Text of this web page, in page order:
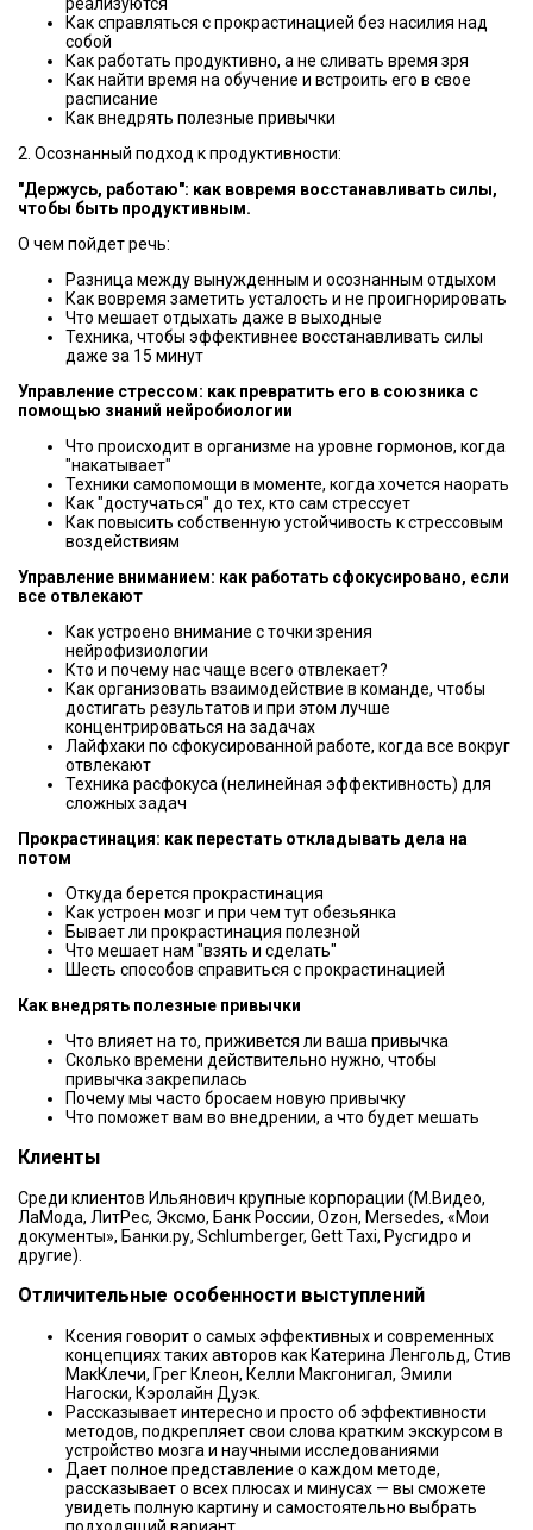
Как справляться с прокрастинацией без насилия над
собой
Как работать продуктивно, а не сливать время зря
Как найти время на обучение и встроить его в свое
расписание
Как внедрять полезные привычки
2. Осознанный подход к продуктивности:
"Держусь, работаю": как вовремя восстанавливать силы,
чтобы быть продуктивным.
О чем пойдет речь:
Разница между вынужденным и осознанным отдыхом
Как вовремя заметить усталость и не проигнорировать
Что мешает отдыхать даже в выходные
Техника, чтобы эффективнее восстанавливать силы
даже за 15 минут
Управление стрессом: как превратить его в союзника с
помощью знаний нейробиологии
Что происходит в организме на уровне гормонов, когда
"накатывает"
Техники самопомощи в моменте, когда хочется наорать
Как "достучаться" до тех, кто сам стрессует
Как повысить собственную устойчивость к стрессовым
воздействиям
Управление вниманием: как работать сфокусировано, если
все отвлекают
Как устроено внимание с точки зрения
нейрофизиологии
Кто и почему нас чаще всего отвлекает?
Как организовать взаимодействие в команде, чтобы
достигать результатов и при этом лучше
концентрироваться на задачах
Лайфхаки по сфокусированной работе, когда все вокруг
отвлекают
Техника расфокуса (нелинейная эффективность) для
сложных задач
Прокрастинация: как перестать откладывать дела на
потом
Откуда берется прокрастинация
Как устроен мозг и при чем тут обезьянка
Бывает ли прокрастинация полезной
Что мешает нам "взять и сделать"
Шесть способов справиться с прокрастинацией
Как внедрять полезные привычки
Что влияет на то, приживется ли ваша привычка
Сколько времени действительно нужно, чтобы
привычка закрепилась
Почему мы часто бросаем новую привычку
Что поможет вам во внедрении, а что будет мешать
Клиенты
Среди клиентов Ильянович крупные корпорации (М.Видео,
ЛаМода, ЛитРес, Эксмо, Банк России, Оzон, Mersedes, «Мои
документы», Банки.ру, Schlumberger, Gett Taxi, Русгидро и
другие).
Отличительные особенности выступлений
Ксения говорит о самых эффективных и современных
концепциях таких авторов как Катерина Ленгольд, Стив
МакКлечи, Грег Клеон, Келли Макгонигал, Эмили
Нагоски, Кэролайн Дуэк.
Рассказывает интересно и просто об эффективности
методов, подкрепляет свои слова кратким экскурсом в
устройство мозга и научными исследованиями
Дает полное представление о каждом методе,
рассказывает о всех плюсах и минусах — вы сможете
увидеть полную картину и самостоятельно выбрать
подходящий вариант